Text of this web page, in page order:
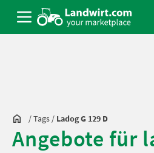
/Tags / Ladog G 129 D
Angebote für